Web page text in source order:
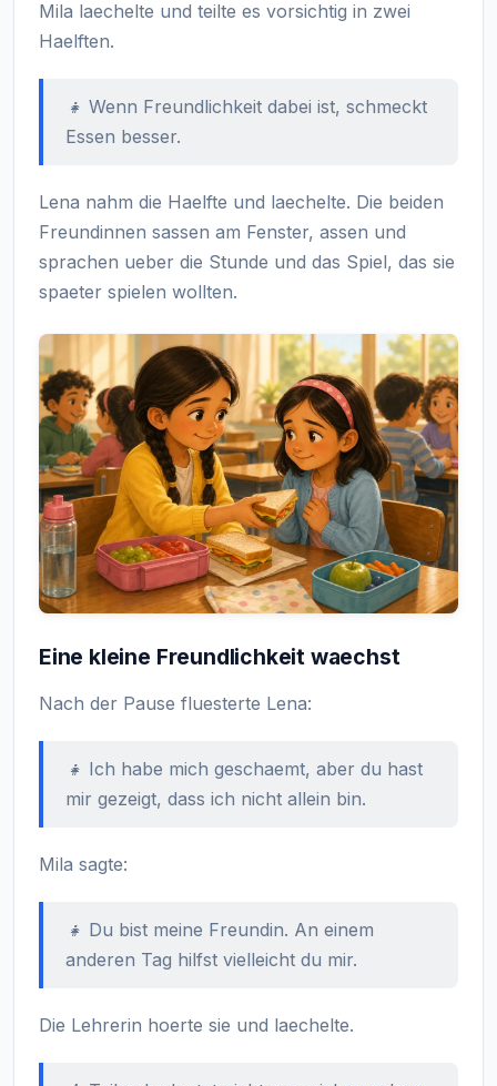
Mila laechelte und teilte es vorsichtig in zwei
Haelften.
👧 Wenn Freundlichkeit dabei ist, schmeckt
Essen besser.
Lena nahm die Haelfte und laechelte. Die beiden
Freundinnen sassen am Fenster, assen und
sprachen ueber die Stunde und das Spiel, das sie
spaeter spielen wollten.
Eine kleine Freundlichkeit waechst
Nach der Pause fluesterte Lena:
👧 Ich habe mich geschaemt, aber du hast
mir gezeigt, dass ich nicht allein bin.
Mila sagte:
👧 Du bist meine Freundin. An einem
anderen Tag hilfst vielleicht du mir.
Die Lehrerin hoerte sie und laechelte.